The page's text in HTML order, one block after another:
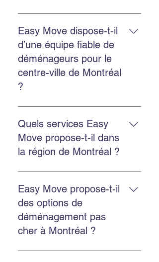
Oui. Easy Move fournit des devis
gratuits pour les déménagements
internationaux depuis Montréal, y
compris vers les États-Unis.
Easy Move dispose-t-il
d’une équipe fiable de
déménageurs pour le
centre-ville de Montréal
?
Oui. Easy Move dessert le centre-
ville de Montréal avec une équipe
ponctuelle, professionnelle et
Quels services Easy
Move propose-t-il dans
la région de Montréal ?
Easy Move propose le
déménagement résidentiel,
commercial, l’emballage
professionnel, l’entreposage
sécurisé et la location de bacs
écologiques GoBac.
Easy Move propose-t-il
des options de
déménagement pas
cher à Montréal ?
Easy Move propose des solutions